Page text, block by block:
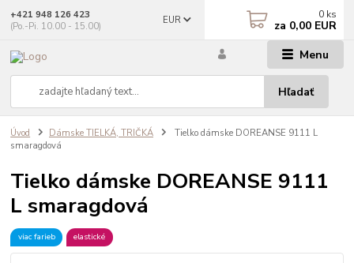
Menu
EUR
Hľadať
+421 948 126 423
(Po.-Pi. 10.00 - 15.00)
0 ks
za 0,00 EUR
Úvod Dámske TIELKÁ, TRIČKÁ
Tielko dámske DOREANSE 9111 L
smaragdová
Tielko dámske DOREANSE 9111
L smaragdová
viac farieb elastické